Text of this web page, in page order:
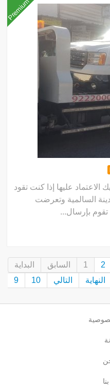
Premium
عليها إذا كنت تقود
السالمية وتعرضت
بإرسال...
البداية السابق 1 2
9
10 التالي النهاية